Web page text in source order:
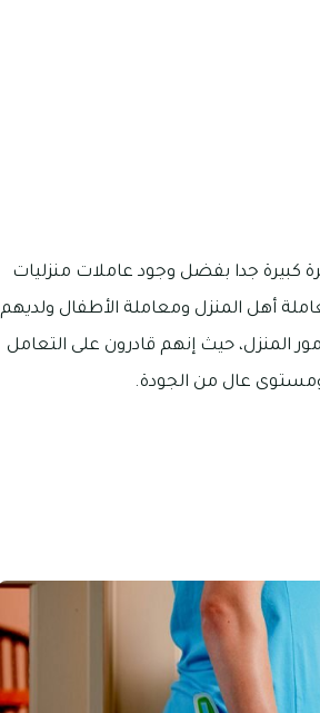
كبيرة جدا بفضل وجود عاملات منزليات
أهل المنزل ومعاملة الأطفال ولديهم
المنزل، حيث إنهم قادرون على التعامل
ومستوى عال من الجودة.